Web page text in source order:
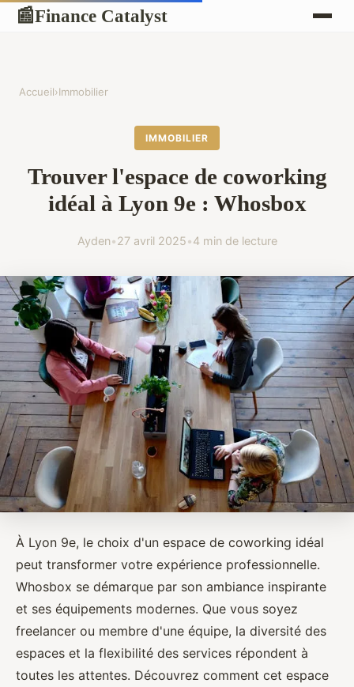
📰Finance Catalyst
Accueil›Immobilier
IMMOBILIER
Trouver l'espace de coworking
idéal à Lyon 9e : Whosbox
Ayden•27 avril 2025•4 min de lecture
À Lyon 9e, le choix d'un espace de coworking idéal
peut transformer votre expérience professionnelle.
Whosbox se démarque par son ambiance inspirante
et ses équipements modernes. Que vous soyez
freelancer ou membre d'une équipe, la diversité des
espaces et la flexibilité des services répondent à
toutes les attentes. Découvrez comment cet espace